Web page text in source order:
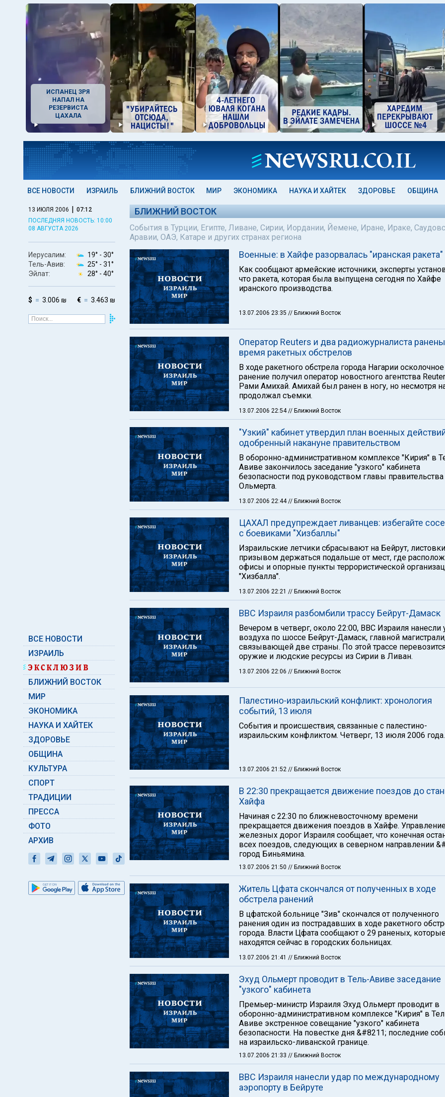
ИСПАНЕЦ ЗРЯ
НАПАЛ НА
РЕЗЕРВИСТА
ЦАХАЛА
ВСЕ НОВОСТИ ИЗРАИЛЬ БЛИЖНИЙ ВОСТОК МИР ЭКОНОМИКА НАУКА И ХАЙТЕК ЗДОРОВЬЕ ОБЩИНА
13 ИЮЛЯ 2006 | 07:12
ПОСЛЕДНЯЯ НОВОСТЬ: 10:00
08 АВГУСТА 2026
Иерусалим: 19° - 30°
Тель-Авив:
25° - 31°
Эйлат:
28° - 40°
$ 3.006 ₪ € 3.463 ₪
ВСЕ НОВОСТИ
ИЗРАИЛЬ
БЛИЖНИЙ ВОСТОК
МИР
ЭКОНОМИКА
НАУКА И ХАЙТЕК
ЗДОРОВЬЕ
ОБЩИНА
КУЛЬТУРА
СПОРТ
ТРАДИЦИИ
ПРЕССА
ФОТО
АРХИВ
БЛИЖНИЙ ВОСТОК
События в Турции, Египте, Ливане, Сирии, Иордании, Йемене, Иране, Ираке,
Аравии, ОАЭ, Катаре и других странах региона
Военные: в Хайфе разорвалась "иранская ракета"
Как сообщают армейские источники, эксперты
что ракета, которая была выпущена сегодня по Хайфе
иранского производства.
13.07.2006 23:35 // Ближний Восток
Оператор Reuters и два радиожурналиста
время ракетных обстрелов
В ходе ракетного обстрела города Нагарии осколочное
ранение получил оператор новостного агентства
Рами Амихай. Амихай был ранен в ногу, но несмотря
продолжал съемки.
13.07.2006 22:54// Ближний Восток
"Узкий" кабинет утвердил план военных
одобренный накануне правительством
В оборонно-административном комплексе "Кирия" в
Авиве закончилось заседание "узкого" кабинета
безопасности под руководством главы
Ольмерта.
13.07.2006 22:44// Ближний Восток
ЦАХАЛ предупреждает ливанцев: избегайте
с боевиками "Хизбаллы"
Израильские летчики сбрасывают на Бейрут,
призывом держаться подальше от мест, где
офисы и опорные пункты террористической
"Хизбалла".
13.07.2006 22:21 // Ближний Восток
ВВС Израиля разбомбили трассу Бейрут-Дамаск
Вечером в четверг, около 22:00, ВВС Израиля нанесли
воздуха по шоссе Бейрут-Дамаск, главной
связывающей две страны. По этой трассе
оружие и людские ресурсы из Сирии в Ливан.
13.07.2006 22:06 // Ближний Восток
Палестино-израильский конфликт: хронология
событий, 13 июля
События и происшествия, связанные с палестино-
израильским конфликтом. Четверг, 13 июля 2006 года.
13.07.2006 21:52 // Ближний Восток
В 22:30 прекращается движение поездов до
Хайфа
Начиная с 22:30 по ближневосточному времени
прекращается движения поездов в Хайфе.
железных дорог Израиля сообщает, что конечная
всех поездов, следующих в северном направлении
город Биньямина.
13.07.2006 21:50 // Ближний Восток
Житель Цфата скончался от полученных в ходе
обстрела ранений
В цфатской больнице "Зив" скончался от полученного
ранения один из пострадавших в ходе ракетного
города. Власти Цфата сообщают о 29 раненых,
находятся сейчас в городских больницах.
13.07.2006 21:41 // Ближний Восток
Эхуд Ольмерт проводит в Тель-Авиве заседание
"узкого" кабинета
Премьер-министр Израиля Эхуд Ольмерт проводит в
оборонно-административном комплексе "Кирия" в
Авиве экстренное совещание "узкого" кабинета
безопасности. На повестке дня &#8211; последние
на израильско-ливанской границе.
13.07.2006 21:33 // Ближний Восток
ВВС Израиля нанесли удар по международному
аэропорту в Бейруте